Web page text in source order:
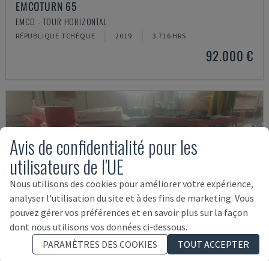
EMCOTURN 65
EMCO - TOUR HORIZONTAL
RÉPUBLIQUE TCHÈQUE 2019 3.716 HRS
92.000 €
Avis de confidentialité pour les
utilisateurs de l'UE
Nous utilisons des cookies pour améliorer votre expérience,
analyser l'utilisation du site et à des fins de marketing. Vous
pouvez gérer vos préférences et en savoir plus sur la façon
dont nous utilisons vos données ci-dessous.
PARAMÈTRES DES COOKIES
TOUT ACCEPTER